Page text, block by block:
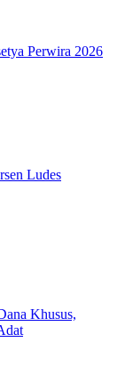
Perwira 2026
Ludes
Khusus,